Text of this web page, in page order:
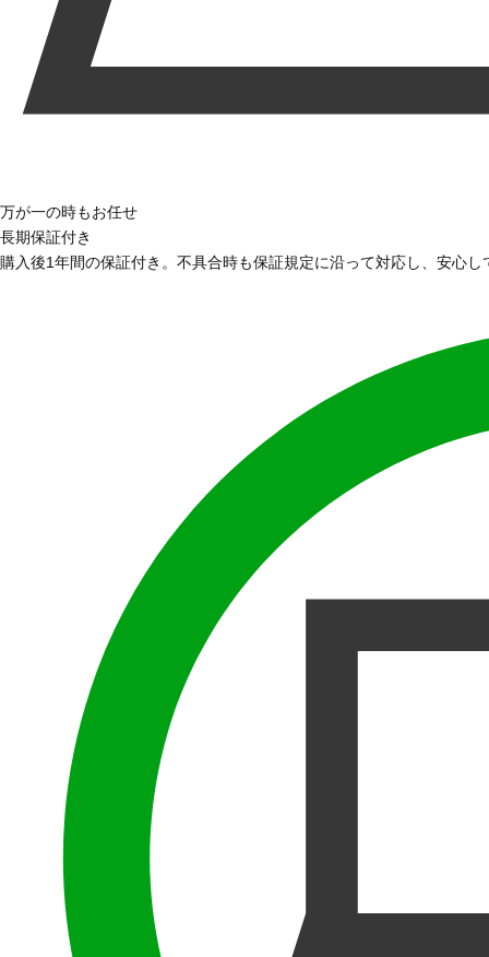
万が一の時もお任せ
長期保証付き
購入後1年間の保証付き。不具合時も保証規定に沿って対応し、安心